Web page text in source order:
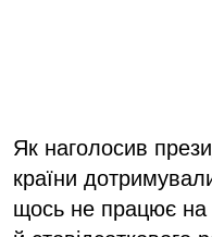
Як наголосив
країни
щось не працює на